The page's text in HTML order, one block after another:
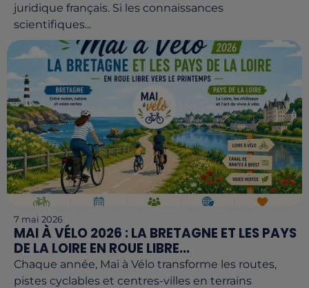
juridique français. Si les connaissances
scientifiques...
7 mai 2026
MAI À VÉLO 2026 : LA BRETAGNE ET LES PAYS
DE LA LOIRE EN ROUE LIBRE...
Chaque année, Mai à Vélo transforme les routes,
pistes cyclables et centres-villes en terrains